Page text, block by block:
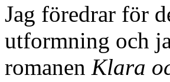
Jag föredrar för
utformning och
romanen Klara